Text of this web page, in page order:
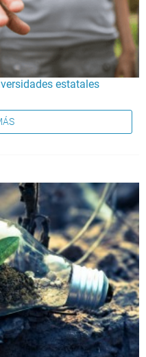
estatales